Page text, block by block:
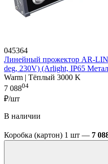
045364
Линейный прожектор AR-
deg, 230V) (Arlight, IP65
Warm | Тёплый 3000 K
7 08804
₽/шт
В наличии
Коробка (картон) 1 шт — 7